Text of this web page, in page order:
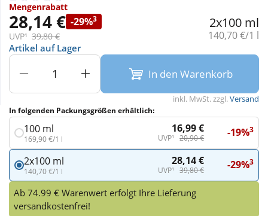
Sport & Fitness
Wellness
Mengenrabatt
28,14 € -29%3
UVP¹ 39,80 €
2x100 ml
Grundpreis:
140,70 €/1 l
Artikel auf Lager
In den Warenkorb
inkl. MwSt. zzgl.Versand
In folgenden Packungsgrößen erhältlich:
100 ml
169,90 €/1 l
16,99 €
UVP¹ 20,90 € -19%3
2x100 ml
140,70 €/1 l
28,14 €
UVP¹ 39,80 € -29%3
Ab 74.99 € Warenwert erfolgt Ihre Lieferung
versandkostenfrei!